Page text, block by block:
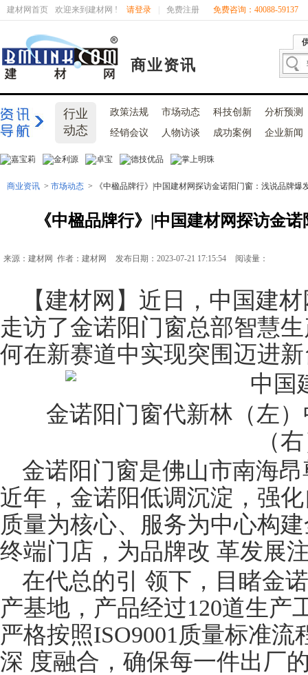
建材网首页 欢迎来到建材网 ! 请登录 免费注册 免费咨询：40088-59137
商业资讯
行业
动态
政策法规 市场动态 科技创新
分析预测
经销会议
人物访谈 成功案例 企业新闻
商业资讯 > 市场动态 > 《中楹品牌行》|中国建材网探访金诺阳门窗：浅说品牌爆
《中楹品牌行》|中国建材网探访金
来源：建材网 作者：建材网 发布日期：2023-07-21 17:15:54 阅读量：
【建材网 】近日，中国建
走访了金诺阳 门窗总部智慧
何在新赛道中实现突围迈进
金诺阳门窗代新林（左
（
金诺阳门窗是佛山市南海
近年，金诺阳低调沉淀，强
质量为核心、服务为中心构
终端门店，为品牌改 革发展
在代总的引 领下，目睹金
产基地，产品经过120道生产
严格按照ISO9001质量标准
深 度融合，确保每一件出厂